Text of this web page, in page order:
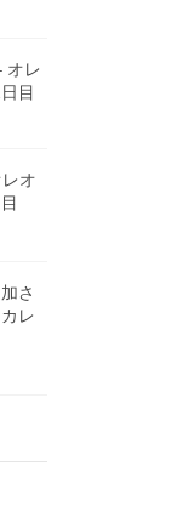
オレ
目
オ
さ
レ